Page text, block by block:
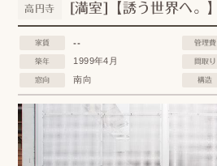
高円寺 [満室]【誘う世界へ。】
家賃 -- 管理費
築年 1999年4月 間取り
窓向 南向 構造